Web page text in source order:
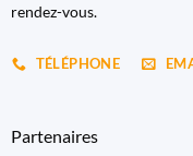
rendez-vous.
TÉLÉPHONE
Partenaires